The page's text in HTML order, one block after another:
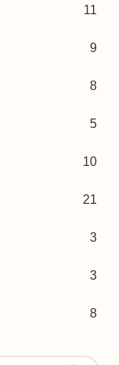
11
9
8
5
10
21
3
3
8